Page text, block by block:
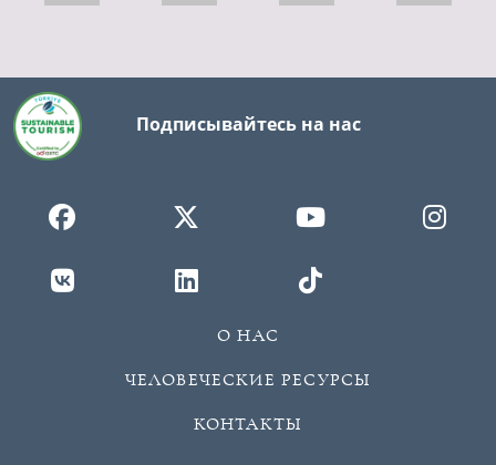
Подписывайтесь на нас
О НАС
ЧЕЛОВЕЧЕСКИЕ РЕСУРСЫ
КОНТАКТЫ